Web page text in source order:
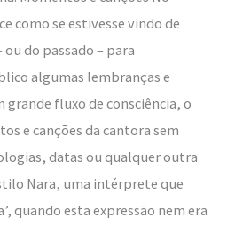
como se estivesse vindo de
do passado – para
algumas lembranças e
grande fluxo de consciência, o
e canções da cantora sem
datas ou qualquer outra
Nara, uma intérprete que
quando esta expressão nem era